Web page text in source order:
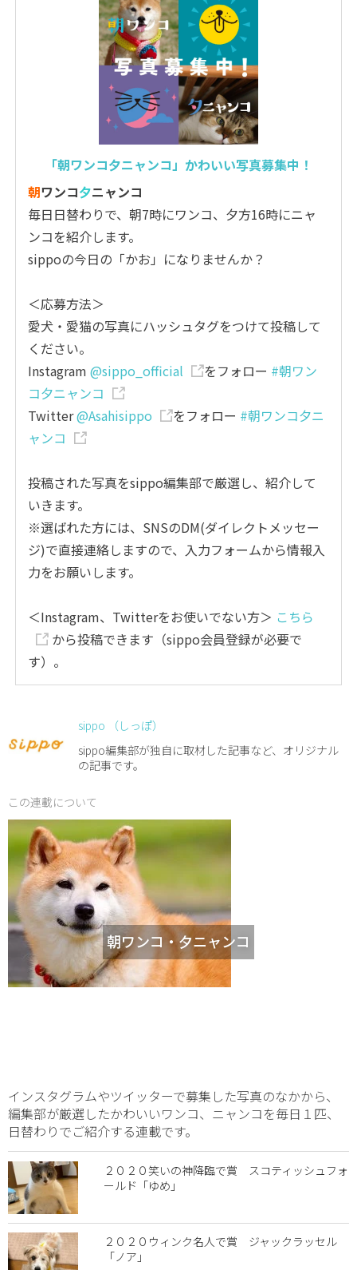
「朝ワンコ夕ニャンコ」かわいい写真募集中！
朝ワンコ夕ニャンコ
毎日日替わりで、朝7時にワンコ、夕方16時にニャ
ンコを紹介します。
sippoの今日の「かお」になりませんか？
＜応募方法＞
愛犬・愛猫の写真にハッシュタグをつけて投稿して
ください。
Instagram@sippo_official をフォロー #朝ワン
コ夕ニャンコ
Twitter@Asahisippo をフォロー #朝ワンコ夕ニ
ャンコ
投稿された写真をsippo編集部で厳選し、紹介して
いきます。
※選ばれた方には、SNSのDM(ダイレクトメッセー
ジ)で直接連絡しますので、入力フォームから情報入
力をお願いします。
＜Instagram、Twitterをお使いでない方＞ こちら
から投稿できます（sippo会員登録が必要で
す）。
sippo （しっぽ）
sippo編集部が独自に取材した記事など、オリジナル
の記事です。
この連載について
朝ワンコ・夕ニャンコ
インスタグラムやツイッターで募集した写真のなかから、
編集部が厳選したかわいいワンコ、ニャンコを毎日１匹、
日替わりでご紹介する連載です。
２０２０笑いの神降臨で賞 スコティッシュフォ
ールド「ゆめ」
２０２０ウィンク名人で賞 ジャックラッセル
「ノア」